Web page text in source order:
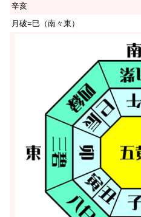
辛亥
月破=巳（南々東）